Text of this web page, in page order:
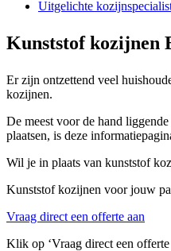
Uitgelichte
Kunststof kozijnen
Er zijn ontzettend veel
kozijnen.
De meest voor de hand
plaatsen, is deze
Wil je in plaats van kunststof
Kunststof kozijnen voor jouw
Vraag direct een offerte aan
Klik op ‘Vraag direct een